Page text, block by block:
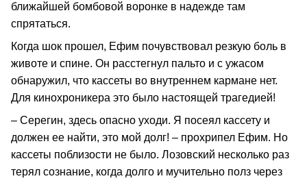
ближайшей бомбовой воронке в надежде там
спрятаться.
Когда шок прошел, Ефим почувствовал резкую боль в
животе и спине. Он расстегнул пальто и с ужасом
обнаружил, что кассеты во внутреннем кармане нет.
Для кинохроникера это было настоящей трагедией!
– Серегин, здесь опасно уходи. Я посеял кассету и
должен ее найти, это мой долг! – прохрипел Ефим. Но
кассеты поблизости не было. Лозовский несколько раз
терял сознание, когда долго и мучительно полз через